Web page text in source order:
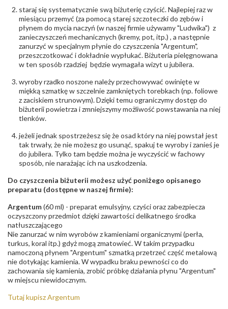
staraj się systematycznie swą biżuterię czyścić. Najlepiej raz w
miesiącu przemyć (za pomocą starej szczoteczki do zębów i
płynem do mycia naczyń (w naszej firmie używamy "Ludwika") z
zanieczyszczeń mechanicznych (kremy, pot, itp.) , a następnie
zanurzyć w specjalnym płynie do czyszczenia "Argentum",
przeszczotkować i dokładnie wypłukać. Biżuteria pielęgnowana
w ten sposób rzadziej będzie wymagała wizyt u jubilera.
wyroby rzadko noszone należy przechowywać owinięte w
miękką szmatkę w szczelnie zamkniętych torebkach (np. foliowe
z zaciskiem strunowym). Dzięki temu ograniczymy dostęp do
biżuterii powietrza i zmniejszymy możliwość powstawania na niej
tlenków.
jeżeli jednak spostrzeżesz się że osad który na niej powstał jest
tak trwały, że nie możesz go usunąć, spakuj te wyroby i zanieś je
do jubilera. Tylko tam będzie można je wyczyścić w fachowy
sposób, nie narażając ich na uszkodzenia.
Do czyszczenia biżuterii możesz użyć poniżego opisanego
preparatu (dostępne w naszej firmie):
Argentum(60 ml) - preparat emulsyjny, czyści oraz zabezpiecza
oczyszczony przedmiot dzięki zawartości delikatnego środka
natłuszczającego
Nie zanurzać w nim wyrobów z kamieniami organicznymi (perła,
turkus, koral itp.) gdyż mogą zmatowieć. W takim przypadku
namoczoną płynem "Argentum" szmatką przetrzeć część metalową
nie dotykając kamienia. W wypadku braku pewności co do
zachowania się kamienia, zrobić próbkę działania płynu "Argentum"
w miejscu niewidocznym.
Tutaj kupisz Argentum